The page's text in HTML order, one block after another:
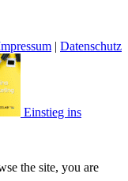
| Datenschutz
Einstieg ins
the site, you are